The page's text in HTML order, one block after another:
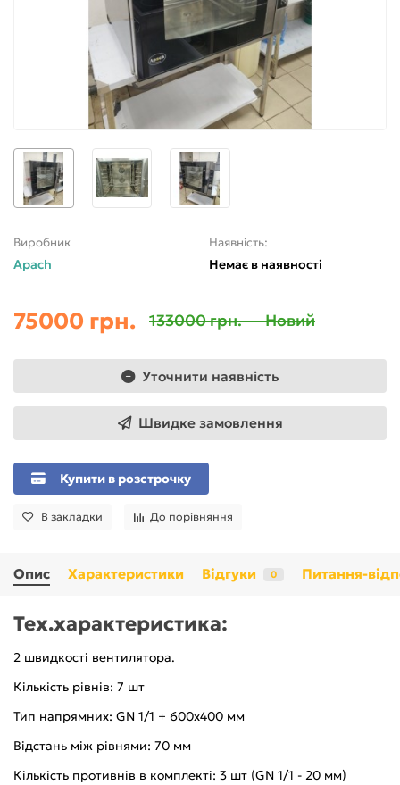
Виробник
Apach
Наявність:
Немає в наявності
75000 грн. 133000 грн. — Новий
Уточнити наявність
Швидке замовлення
Купити в розстрочку
В закладки До порівняння
Опис Характеристики Відгуки 0 Питання-
Tex.характеристика:
2 швидкості вентилятора.
Кількість рівнів: 7 шт
Тип напрямних: GN 1/1 + 600х400 мм
Відстань між рівнями: 70 мм
Кількість противнів в комплекті: 3 шт (GN 1/1 - 20 мм)